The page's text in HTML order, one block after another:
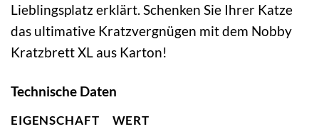
Lieblingsplatz erklärt. Schenken Sie Ihrer Katze
das ultimative Kratzvergnügen mit dem Nobby
Kratzbrett XL aus Karton!
Technische Daten
EIGENSCHAFT
WERT